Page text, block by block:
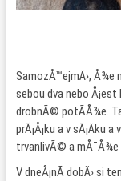
SamozÅ™ejmÄ›,
sebou dva nebo
drobnÃ© potÃ­Å¾e.
prÃ¡Å¡ku a v sÃ¡Äku
trvanlivÃ© a mÅ¯Å¾e
V dneÅ¡nÃ­ dobÄ› si